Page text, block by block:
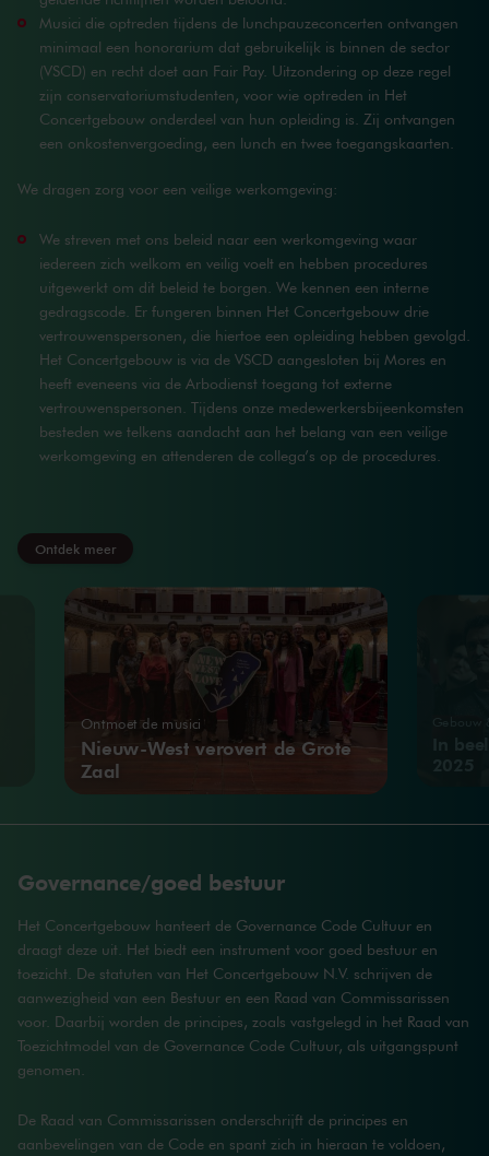
Musici die optreden tijdens de lunchpauzeconcerten ontvangen
minimaal een honorarium dat gebruikelijk is binnen de sector
(VSCD) en recht doet aan Fair Pay. Uitzondering op deze regel
zijn conservatoriumstudenten, voor wie optreden in Het
Concertgebouw onderdeel van hun opleiding is. Zij ontvangen
een onkostenvergoeding, een lunch en twee toegangskaarten.
We dragen zorg voor een veilige werkomgeving:
We streven met ons beleid naar een werkomgeving waar
iedereen zich welkom en veilig voelt en hebben procedures
uitgewerkt om dit beleid te borgen. We kennen een interne
gedragscode. Er fungeren binnen Het Concertgebouw drie
vertrouwenspersonen, die hiertoe een opleiding hebben gevolgd.
Het Concertgebouw is via de VSCD aangesloten bij Mores en
heeft eveneens via de Arbodienst toegang tot externe
vertrouwenspersonen. Tijdens onze medewerkersbijeenkomsten
besteden we telkens aandacht aan het belang van een veilige
werkomgeving en attenderen de collega’s op de procedures.
Ontdek meer
Nieuw-West verovert de Grote
Zaal
Ontmoet de musici
Governance/goed bestuur
Het Concertgebouw hanteert de Governance Code Cultuur en
draagt deze uit. Het biedt een instrument voor goed bestuur en
toezicht. De statuten van Het Concertgebouw N.V. schrijven de
aanwezigheid van een Bestuur en een Raad van Commissarissen
voor. Daarbij worden de principes, zoals vastgelegd in het Raad van
Toezichtmodel van de Governance Code Cultuur, als uitgangspunt
genomen.
De Raad van Commissarissen onderschrijft de principes en
aanbevelingen van de Code en spant zich in hieraan te voldoen,